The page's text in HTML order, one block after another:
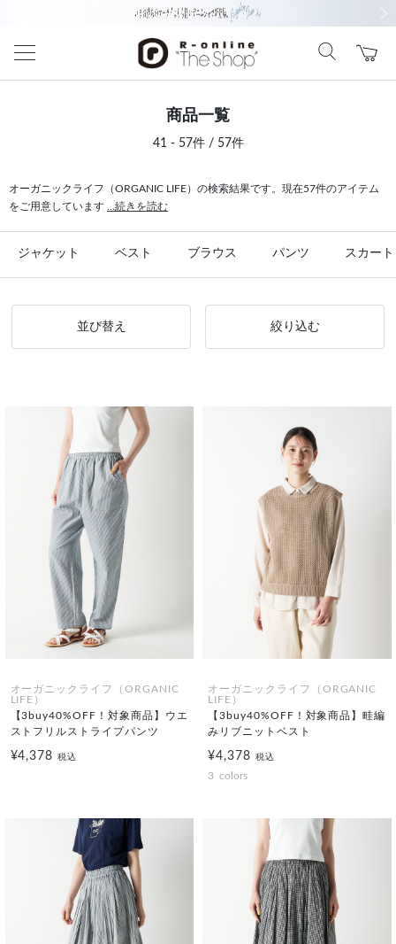
商品一覧
41 - 57件 / 57件
オーガニックライフ（ORGANIC LIFE）の検索結果です。現在57件のアイテム
をご用意しています
...続きを読む
ジャケット ベスト ブラウス パンツ スカート
並び替え 絞り込む
オーガニックライフ（ORGANIC
LIFE）
【3buy40%OFF！対象商品】ウエ
ストフリルストライプパンツ
¥4,378税込
オーガニックライフ（ORGANIC
LIFE）
【3buy40%OFF！対象商品】畦編
みリブニットベスト
¥4,378 税込
3 colors